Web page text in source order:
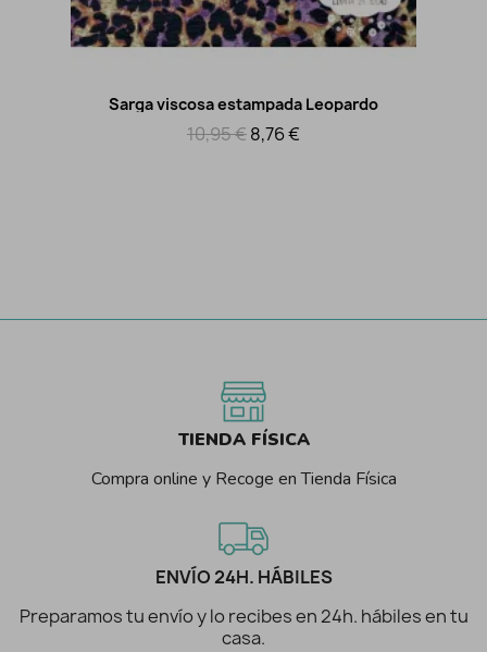
Vista rápida
Sarga viscosa estampada Leopardo
10,95 €8,76 €
TIENDA FÍSICA
Compra online y Recoge en Tienda Física
ENVÍO 24H. HÁBILES
Preparamos tu envío y lo recibes en 24h. hábiles en tu
casa.